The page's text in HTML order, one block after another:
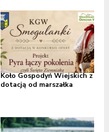
Koło Gospodyń Wiejskich z
dotacją od marszałka